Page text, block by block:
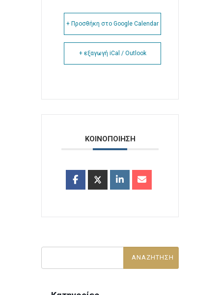
+ Προσθήκη στο Google Calendar
+ εξαγωγή iCal / Outlook
ΚΟΙΝΟΠΟΙΗΣΗ